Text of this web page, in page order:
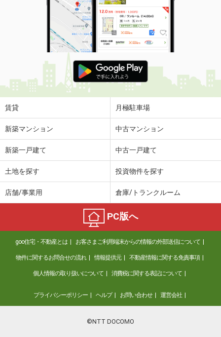
賃貸 月極駐車場
新築マンション 中古マンション
新築一戸建て 中古一戸建て
土地を探す 投資物件を探す
店舗/事業用 倉庫/トランクルーム
PC版へ
goo住宅・不動産とは お客さまご利用端末からの情報の外部送信について
物件に関するお問合せの流れ 情報提供元 不動産情報に関する免責事項
個人情報の取り扱いについて 消費税に関する表記について
プライバシーポリシー ヘルプ お問い合わせ 運営会社
©NTT DOCOMO